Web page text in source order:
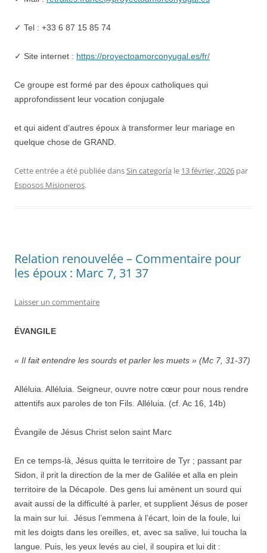
✓ Tel : +33 6 87 15 85 74
✓ Site internet : https://proyectoamorconyugal.es/fr/
Ce groupe est formé par des époux catholiques qui
approfondissent leur vocation conjugale
et qui aident d’autres époux à transformer leur mariage en
quelque chose de GRAND.
Cette entrée a été publiée dansSin categoría le 13 février, 2026 par
Esposos Misioneros.
Relation renouvelée – Commentaire pour
les époux : Marc 7, 31 37
Laisser un commentaire
ÉVANGILE
« Il fait entendre les sourds et parler les muets » (Mc 7, 31-37)
Alléluia. Alléluia. Seigneur, ouvre notre cœur pour nous rendre
attentifs aux paroles de ton Fils. Alléluia. (cf. Ac 16, 14b)
Évangile de Jésus Christ selon saint Marc
En ce temps-là, Jésus quitta le territoire de Tyr ; passant par
Sidon, il prit la direction de la mer de Galilée et alla en plein
territoire de la Décapole. Des gens lui amènent un sourd qui
avait aussi de la difficulté à parler, et supplient Jésus de poser
la main sur lui. Jésus l’emmena à l’écart, loin de la foule, lui
mit les doigts dans les oreilles, et, avec sa salive, lui toucha la
langue. Puis, les yeux levés au ciel, il soupira et lui dit :